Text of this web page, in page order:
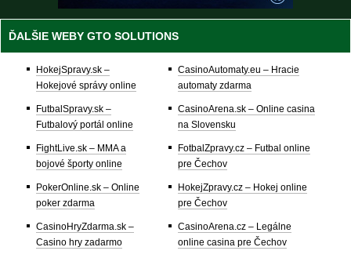
ĎALŠIE WEBY GTO SOLUTIONS
HokejSpravy.sk –
Hokejové správy online
FutbalSpravy.sk –
Futbalový portál online
FightLive.sk – MMA a
bojové športy online
PokerOnline.sk – Online
poker zdarma
CasinoHryZdarma.sk –
Casino hry zadarmo
CasinoAutomaty.eu – Hracie
automaty zdarma
CasinoArena.sk – Online casina
na Slovensku
FotbalZpravy.cz – Futbal online
pre Čechov
HokejZpravy.cz – Hokej online
pre Čechov
CasinoArena.cz – Legálne
online casina pre Čechov